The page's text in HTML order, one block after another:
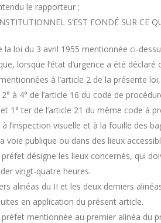
le rapporteur ;
S’EST FONDÉ SUR CE
la loi du 3 avril 1955 mentionnée ci-
lorsque l’état d’urgence a été
à l’article 2 de la présente
à 4° de l’article 16 du code de
1° ter de l’article 21 du même code à
l’inspection visuelle et à la fouille des
voie publique ou dans des lieux
désigne les lieux concernés, qui
vingt-quatre heures.
alinéas du II et les deux derniers
en application du présent article.
préfet mentionnée au premier alinéa du